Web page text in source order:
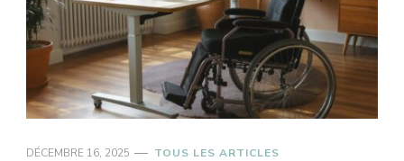
DÉCEMBRE 16, 2025 TOUS LES ARTICLES